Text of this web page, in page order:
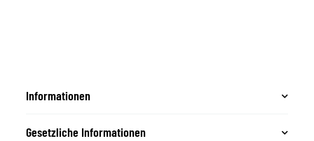
Informationen
Gesetzliche Informationen